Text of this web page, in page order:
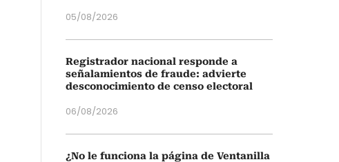
05/08/2026
Registrador nacional responde a
señalamientos de fraude: advierte
desconocimiento de censo electoral
06/08/2026
¿No le funciona la página de Ventanilla